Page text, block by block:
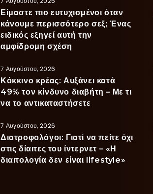
Είμαστε πιο ευτυχισμένοι όταν
κάνουμε περισσότερο σεξ; Ένας
ειδικός εξηγεί αυτή την
αμφίδρομη σχέση
7 Αυγούστου, 2026
Κόκκινο κρέας: Αυξάνει κατά
49% τον κίνδυνο διαβήτη – Με τι
να το αντικαταστήσετε
7 Αυγούστου, 2026
Διατροφολόγοι: Γιατί να πείτε όχι
στις δίαιτες του ίντερνετ – «Η
διαιτολογία δεν είναι lifestyle»